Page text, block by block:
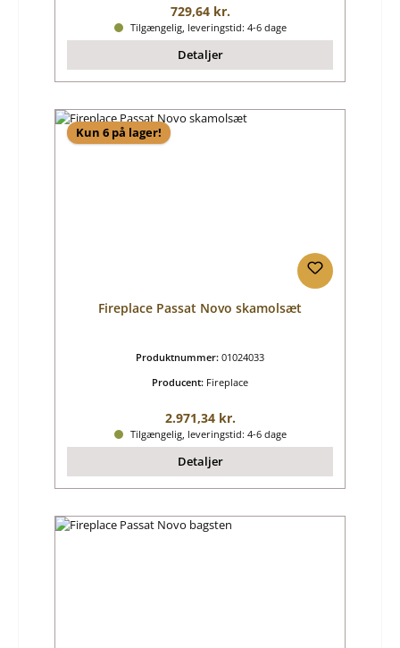
Almindelig pris:
729,64 kr.
Tilgængelig, leveringstid: 4-6 dage
Detaljer
Kun 6 på lager!
Fireplace Passat Novo skamolsæt
Produktnummer: 01024033
Producent: Fireplace
Almindelig pris:
2.971,34 kr.
Tilgængelig, leveringstid: 4-6 dage
Detaljer